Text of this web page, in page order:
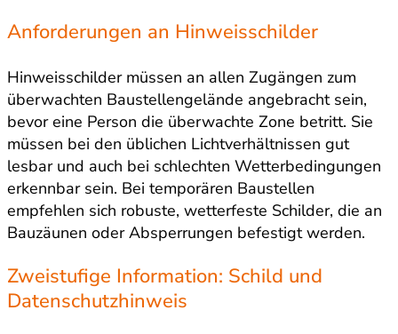
Anforderungen an Hinweisschilder
Hinweisschilder müssen an allen Zugängen zum
überwachten Baustellengelände angebracht sein,
bevor eine Person die überwachte Zone betritt. Sie
müssen bei den üblichen Lichtverhältnissen gut
lesbar und auch bei schlechten Wetterbedingungen
erkennbar sein. Bei temporären Baustellen
empfehlen sich robuste, wetterfeste Schilder, die an
Bauzäunen oder Absperrungen befestigt werden.
Zweistufige Information: Schild und
Datenschutzhinweis